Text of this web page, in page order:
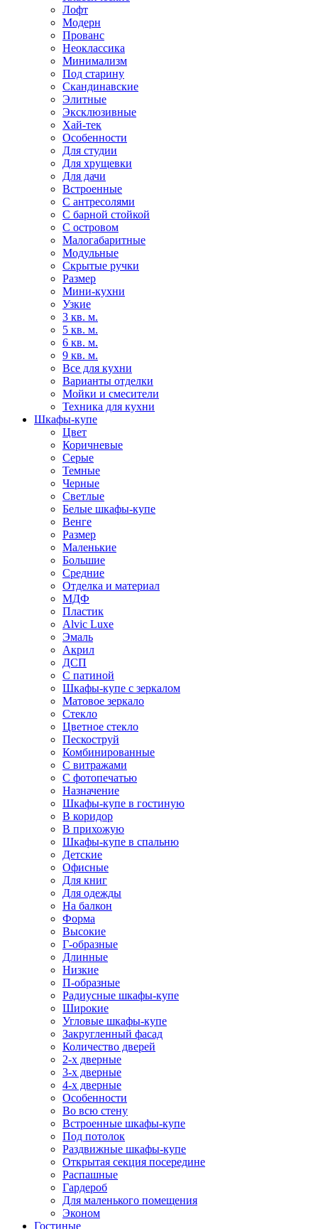
Лофт
Модерн
Прованс
Неоклассика
Минимализм
Под старину
Скандинавские
Элитные
Эксклюзивные
Хай-тек
Особенности
Для студии
Для хрущевки
Для дачи
Встроенные
С антресолями
С барной стойкой
С островом
Малогабаритные
Модульные
Скрытые ручки
Размер
Мини-кухни
Узкие
3 кв. м.
5 кв. м.
6 кв. м.
9 кв. м.
Все для кухни
Варианты отделки
Мойки и смесители
Техника для кухни
Шкафы-купе
Цвет
Коричневые
Серые
Темные
Черные
Светлые
Белые шкафы-купе
Венге
Размер
Маленькие
Большие
Средние
Отделка и материал
МДФ
Пластик
Alvic Luxe
Эмаль
Акрил
ДСП
С патиной
Шкафы-купе с зеркалом
Матовое зеркало
Стекло
Цветное стекло
Пескоструй
Комбинированные
С витражами
С фотопечатью
Назначение
Шкафы-купе в гостиную
В коридор
В прихожую
Шкафы-купе в спальню
Детские
Офисные
Для книг
Для одежды
На балкон
Форма
Высокие
Г-образные
Длинные
Низкие
П-образные
Радиусные шкафы-купе
Широкие
Угловые шкафы-купе
Закругленный фасад
Количество дверей
2-х дверные
3-х дверные
4-х дверные
Особенности
Во всю стену
Встроенные шкафы-купе
Под потолок
Раздвижные шкафы-купе
Открытая секция посередине
Распашные
Гардероб
Для маленького помещения
Эконом
Гостиные